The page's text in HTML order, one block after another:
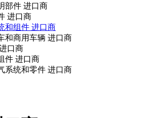
部件 进口商
进口商
和组件 进口商
和商用车辆 进口商
口商
件 进口商
系统和零件 进口商